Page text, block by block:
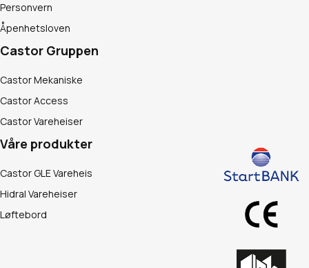
Personvern
Åpenhetsloven
Castor Gruppen
Castor Mekaniske
Castor Access
Castor Vareheiser
Våre produkter
Castor GLE Vareheis
Hidral Vareheiser
Løftebord